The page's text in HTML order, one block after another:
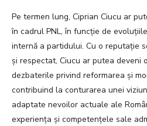
Pe termen lung, Ciprian Ciucu ar
în cadrul PNL, în funcție de
internă a partidului. Cu o reputație
și respectat, Ciucu ar putea deveni
dezbaterile privind reformarea și
contribuind la conturarea unei
adaptate nevoilor actuale ale
experiența și competențele sale